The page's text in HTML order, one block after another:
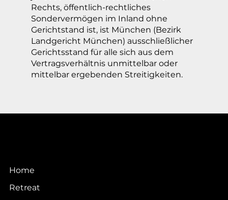
Rechts, öffentlich-rechtliches
Sondervermögen im Inland ohne
Gerichtstand ist, ist München (Bezirk
Landgericht München) ausschließlicher
Gerichtsstand für alle sich aus dem
Vertragsverhältnis unmittelbar oder
mittelbar ergebenden Streitigkeiten.
Home
Retreat